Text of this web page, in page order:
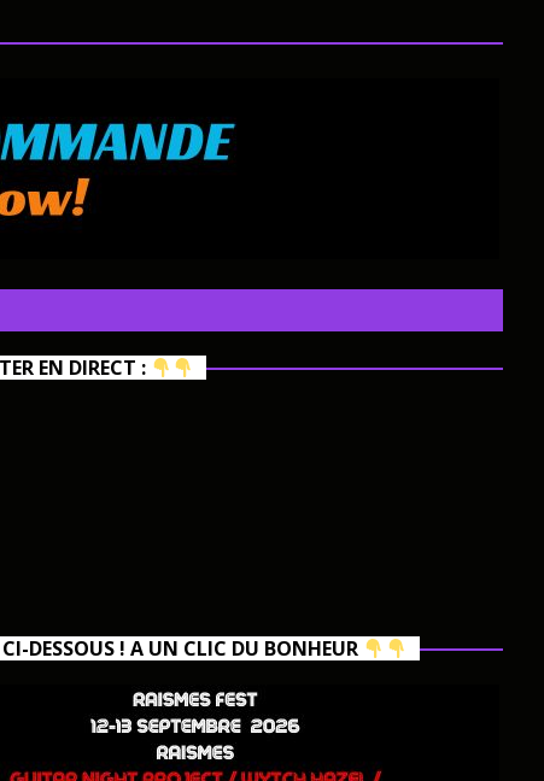
EN DIRECT :
DESSOUS ! A UN CLIC DU BONHEUR